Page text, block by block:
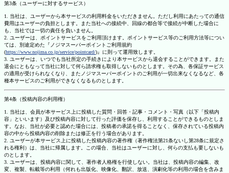
第3条（ユーザーに対するサービス）
1. 当社は、ユーザーから本サービスの利用料金をいただきません。ただし利用にあたっての通信
費用はユーザーの負担とします。また当社への接続中、回線の都合等で接続が中断した場合に
も、当社では一切の責任を負いません。
2. ユーザーは、ポイントサービスをご利用頂けます。ポイントサービス等のご利用方法等につい
ては、別途定めた『ノジマスーパーポイントご利用規約
(https://www.nojima.co.jp/service/pointcard/)』に則って運用致します。
3. ユーザーは、いつでも当社所定の手続きにより本サービスから退会することができます。また
退会にともなって当社に対して何ら請求権も取得しないものとします。その為、各保証サービス
の適用が受けられなくなり、またノジマスーパーポイントのご利用が一切出来なくなるなど、各
種本サービスのご利用ができなくなるものとします。
第4条（投稿内容の利用権）
1. 当社は、会員が本サービス上に投稿した質問・回答・記事・コメント・写真（以下「投稿内
容」といいます）及び投稿内容に対して行った評価を保存し、利用することができるものとしま
す。なお、当社が必要と認めた場合には、投稿者の承諾を得ることなく、保存されている投稿内
容の中から投稿内容の削除または修正を行う場合があります。
2. ユーザーが本サービス上に投稿した投稿内容の著作権（著作権法第21条ないし第28条に規定さ
れる権利）は、当社に帰属します。この場合、当社はユーザーに対し、何らの支払も要しないも
のとします。
3. ユーザーは、投稿内容に関して、著作者人格権を行使しない。当社は、投稿内容の編集、改
変、複製、転載等の利用（何れも出版化、映像化、翻訳、放送、演劇化等の利用の場合を含みま